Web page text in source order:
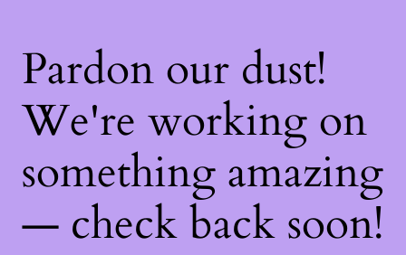
Pardon our dust!
We're working on
something amazing
— check back soon!